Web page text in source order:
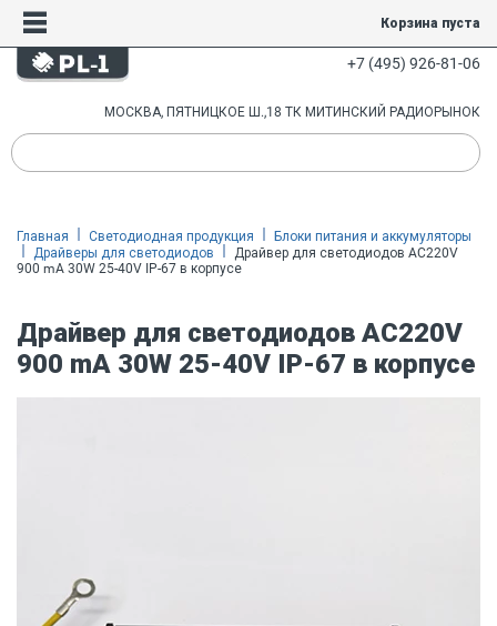
Корзина пуста
+7 (495) 926-81-06
МОСКВА, ПЯТНИЦКОЕ Ш.,18 ТК МИТИНСКИЙ РАДИОРЫНОК
Главная Светодиодная продукция
Блоки питания и аккумуляторы
Драйверы для светодиодов
Драйвер для светодиодов AC220V
900 mA 30W 25-40V IP-67 в корпусе
Драйвер для светодиодов AC220V
900 mA 30W 25-40V IP-67 в корпусе